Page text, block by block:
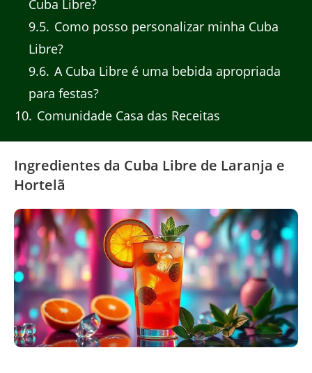
Cuba Libre?
9.5 Como posso personalizar minha Cuba
Libre?
9.6 A Cuba Libre é uma bebida apropriada
para festas?
10 Comunidade Casa das Receitas
Ingredientes da Cuba Libre de Laranja e
Hortelã